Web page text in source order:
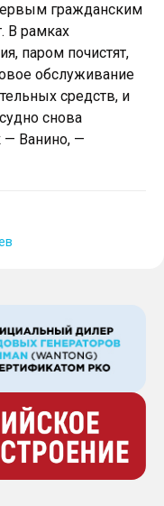
гражданским
В рамках
паром почистят,
обслуживание
средств, и
снова
— Ванино, —